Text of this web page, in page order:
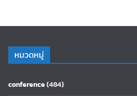
หมวดหมู่
conference(484)